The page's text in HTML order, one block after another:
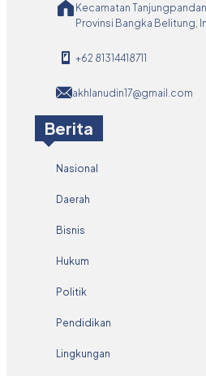
Kecamatan
Provinsi Bangka Belitung,
+62 81314418711
akhlanudin17@gmail.com
Berita
Nasional
Daerah
Bisnis
Hukum
Politik
Pendidikan
Lingkungan